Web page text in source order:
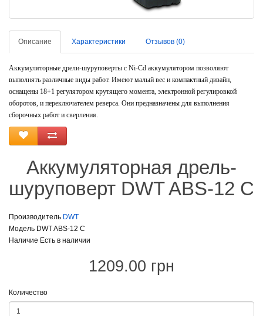
Описание Характеристики Отзывов (0)
Аккумуляторные дрели-шуруповерты с Ni-Cd аккумулятором позволяют
выполнять различные виды работ. Имеют малый вес и компактный дизайн,
оснащены 18+1 регулятором крутящего момента, электронной регулировкой
оборотов, и переключателем реверса. Они предназначены для выполнения
сборочных работ и сверления.
Аккумуляторная дрель-
шуруповерт DWT ABS-12 C
Производитель DWT
Модель DWT ABS-12 C
Наличие Есть в наличии
1209.00 грн
Количество